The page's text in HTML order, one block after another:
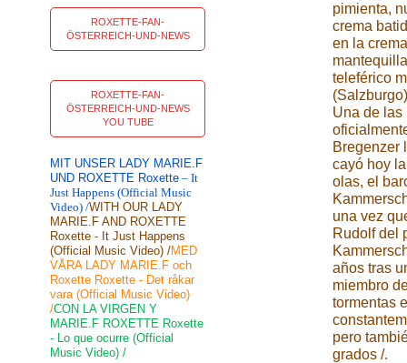
pimienta,
crema
en la
teleférico
Una de las
Bregenzer
cayó hoy
olas, el
una vez
Rudolf del
años tras
miembro
tormentas
pero
grados /.
ROXETTE-FAN-
ÖSTERREICH-UND-NEWS
ROXETTE-FAN-
ÖSTERREICH-UND-NEWS
YOU TUBE
MIT UNSER LADY MARIE.F
UND ROXETTE Roxette – It
Just Happens (Official Music
Video) /WITH OUR LADY
MARIE.F AND ROXETTE
Roxette - It Just Happens
(Official Music Video) /MED
VÅRA LADY MARIE.F och
Roxette Roxette - Det råkar
vara (Official Music Video)
/CON LA VIRGEN Y
MARIE.F ROXETTE Roxette
- Lo que ocurre (Official
Music Video) /